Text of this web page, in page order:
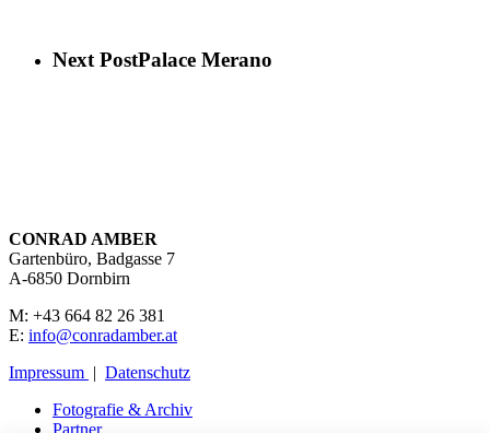
Next PostPalace Merano
CONRAD AMBER
Gartenbüro, Badgasse 7
A-6850 Dornbirn
M: +43 664 82 26 381
E: info@conradamber.at
Impressum | Datenschutz
Fotografie & Archiv